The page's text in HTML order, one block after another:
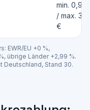
min. 0,99
/ max.
€
EWR/EU +0 %,
übrige Länder +2,99 %.
Deutschland, Stand 30.